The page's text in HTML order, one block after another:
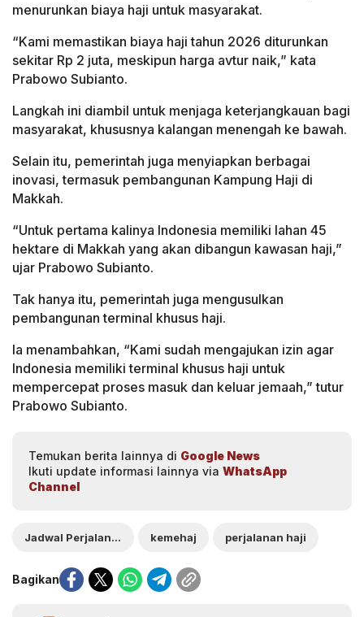
menurunkan biaya haji untuk masyarakat.
“Kami memastikan biaya haji tahun 2026 diturunkan
sekitar Rp 2 juta, meskipun harga avtur naik,” kata
Prabowo Subianto.
Langkah ini diambil untuk menjaga keterjangkauan bagi
masyarakat, khususnya kalangan menengah ke bawah.
Selain itu, pemerintah juga menyiapkan berbagai
inovasi, termasuk pembangunan Kampung Haji di
Makkah.
“Untuk pertama kalinya Indonesia memiliki lahan 45
hektare di Makkah yang akan dibangun kawasan haji,”
ujar Prabowo Subianto.
Tak hanya itu, pemerintah juga mengusulkan
pembangunan terminal khusus haji.
Ia menambahkan, “Kami sudah mengajukan izin agar
Indonesia memiliki terminal khusus haji untuk
mempercepat proses masuk dan keluar jemaah,” tutur
Prabowo Subianto.
Temukan berita lainnya di Google News
Ikuti update informasi lainnya via WhatsApp
Channel
Jadwal Perjalanan Haji 2026 kemehaj perjalanan haji
Bagikan